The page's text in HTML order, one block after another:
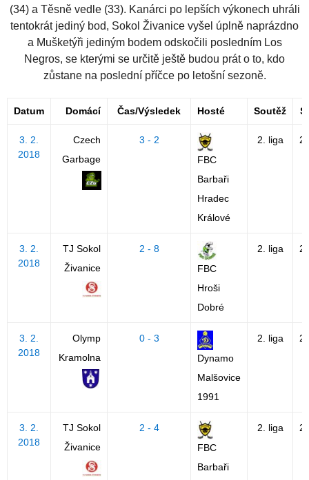
(34) a Těsně vedle (33). Kanárci po lepších výkonech uhráli
tentokrát jediný bod, Sokol Živanice vyšel úplně naprázdno
a Mušketýři jediným bodem odskočili posledním Los
Negros, se kterými se určitě ještě budou prát o to, kdo
zůstane na poslední příčce po letošní sezoně.
Datum Domácí Čas/Výsledek Hosté Soutěž
3. 2.
2018
Czech
Garbage
3 - 2
FBC
Barbaři
Hradec
Králové
2. liga
3. 2.
2018
TJ Sokol
Živanice
2 - 8
FBC
Hroši
Dobré
2. liga
3. 2.
2018
Olymp
Kramolna
0 - 3
Dynamo
Malšovice
1991
2. liga
3. 2.
2018
TJ Sokol
Živanice
2 - 4
FBC
Barbaři
2. liga